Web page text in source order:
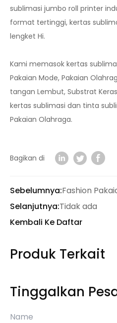
sublimasi jumbo roll printer
format tertinggi, kertas
lengket Hi.
Kami memasok kertas
Pakaian Mode, Pakaian
tangan Lembut, Substrat
kertas sublimasi dan tinta
Pakaian Olahraga.
Bagikan di
Sebelumnya:Fashion
Selanjutnya:Tidak ada
Kembali Ke Daftar
Produk Terkait
Tinggalkan
Name